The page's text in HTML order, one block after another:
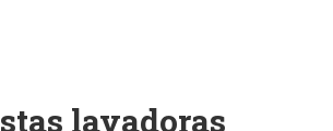
lavadoras